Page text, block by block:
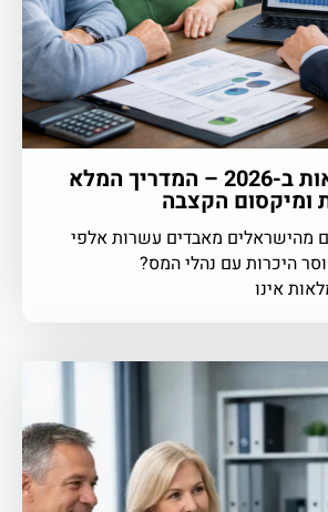
פרישה לגמלאות ב-2026 – המדריך המלא
ומיקסום הקצבה
מהישראלים מאבדים עשרות אלפי
היכרות עם נהלי המס?
אינו